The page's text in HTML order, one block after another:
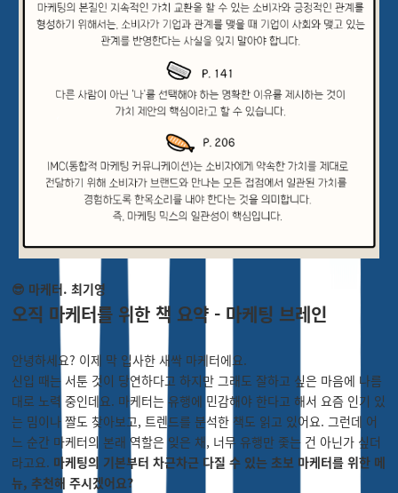
😎 마케터. 최기영
오직 마케터를 위한 책 요약 - 마케팅 브레인
안녕하세요? 이제 막 입사한 새싹 마케터에요.
신입 때는 서툰 것이 당연하다고 하지만 그래도 잘하고 싶은 마음에 나름
대로 노력 중인데요. 마케터는 유행에 민감해야 한다고 해서 요즘 인기 있
는 밈이나 짤도 찾아보고, 트렌드를 분석한 책도 읽고 있어요. 그런데 어
느 순간 마케터의 본래 역할은 잊은 채, 너무 유행만 좇는 건 아닌가 싶더
라고요. 마케팅의 기본부터 차근차근 다질 수 있는 초보 마케터를 위한 메
뉴, 추천해 주시겠어요?